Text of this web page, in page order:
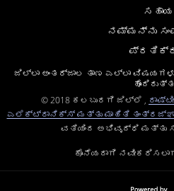
ಸಹಾಯ
ನಮ್ಮನ್ನು
ಜಿಲ್ಲಾ ಅಂತರ್ಜಾಲ ತಾಣ ಎಲ್ಲಾ
© 2018 ಕಲಬುರಗಿ ಜಿಲ್ಲೆ ,
ಎಲೆಕ್ಟ್ರಾನಿಕ್ಸ್ ಮತ್ತು ಮಾಹಿತಿ
ವತಿಯಿಂದ ಅಭಿವೃದ್ಧಿ ಮತ್ತು
ಕೊನೆಯದಾಗಿ